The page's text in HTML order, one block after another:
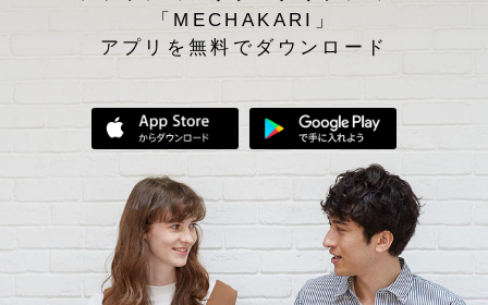
「MECHAKARI」
アプリを無料でダウンロード
App Storeからダウンロード